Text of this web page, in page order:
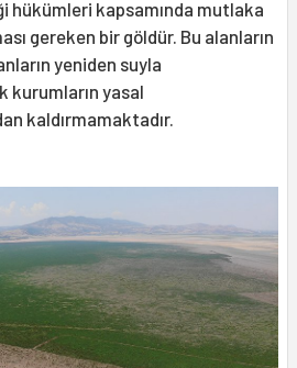
hükümleri kapsamında mutlaka
gereken bir göldür. Bu alanların
yeniden suyla
kurumların yasal
kaldırmamaktadır.